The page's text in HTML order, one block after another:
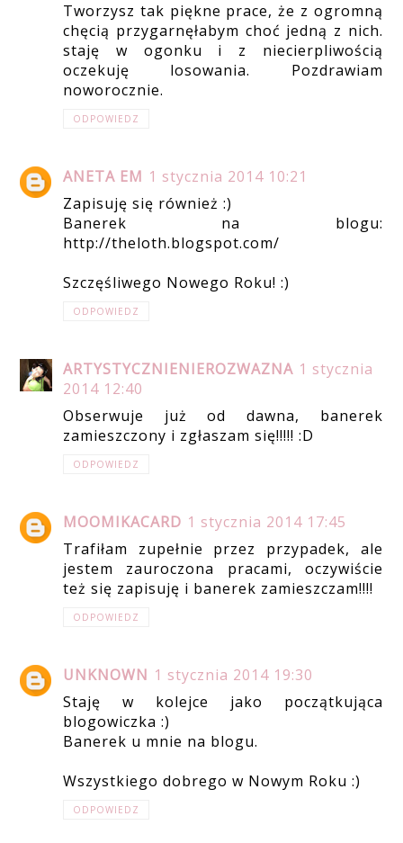
Tworzysz tak piękne prace, że z ogromną
chęcią przygarnęłabym choć jedną z nich.
staję w ogonku i z niecierpliwością
oczekuję losowania. Pozdrawiam
noworocznie.
ODPOWIEDZ
ANETA EM 1 stycznia 2014 10:21
Zapisuję się również :)
Banerek na blogu:
http://theloth.blogspot.com/
Szczęśliwego Nowego Roku! :)
ODPOWIEDZ
ARTYSTYCZNIENIEROZWAZNA 1 stycznia
2014 12:40
Obserwuje już od dawna, banerek
zamieszczony i zgłaszam się!!!!! :D
ODPOWIEDZ
MOOMIKACARD 1 stycznia 2014 17:45
Trafiłam zupełnie przez przypadek, ale
jestem zauroczona pracami, oczywiście
też się zapisuję i banerek zamieszczam!!!!
ODPOWIEDZ
UNKNOWN 1 stycznia 2014 19:30
Staję w kolejce jako początkująca
blogowiczka :)
Banerek u mnie na blogu.
Wszystkiego dobrego w Nowym Roku :)
ODPOWIEDZ